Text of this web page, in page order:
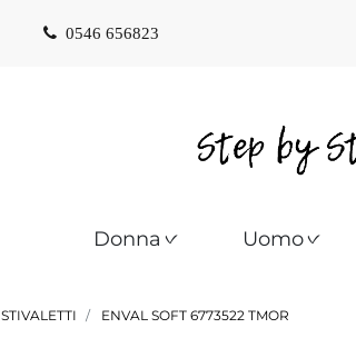
0546 656823
Donna Uomo
STIVALETTI ENVAL SOFT 6773522 TMOR